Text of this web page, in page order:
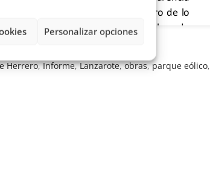
Personalizar opciones
Herrero,Informe,Lanzarote,obras,parque eólico,